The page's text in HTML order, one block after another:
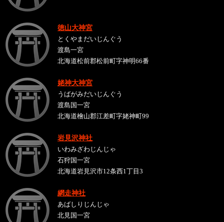
徳山大神宮
とくやまだいじんぐう
渡島一宮
北海道松前郡松前町字神明66番
姥神大神宮
うばがみだいじんぐう
渡島国一宮
北海道檜山郡江差町字姥神町99
岩見沢神社
いわみざわじんじゃ
石狩国一宮
北海道岩見沢市12条西1丁目3
網走神社
あばしりじんじゃ
北見国一宮